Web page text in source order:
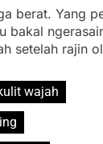
berat. Yang
bakal
setelah rajin
wajah